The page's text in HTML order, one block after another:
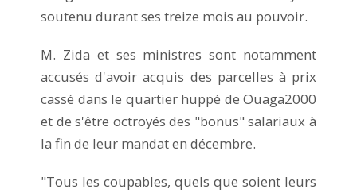
soutenu durant ses treize mois au pouvoir.
M. Zida et ses ministres sont notamment
accusés d'avoir acquis des parcelles à prix
cassé dans le quartier huppé de Ouaga2000
et de s'être octroyés des "bonus" salariaux à
la fin de leur mandat en décembre.
"Tous les coupables, quels que soient leurs